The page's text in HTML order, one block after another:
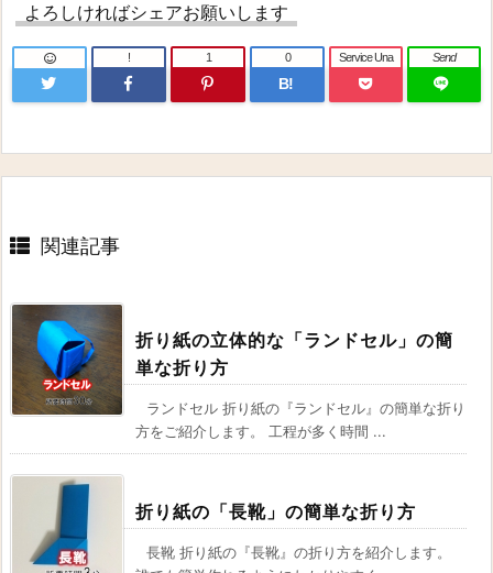
よろしければシェアお願いします
! 1
B!
0 Service Una Send
関連記事
折り紙の立体的な「ランドセル」の簡
単な折り方
ランドセル 折り紙の『ランドセル』の簡単な折り
方をご紹介します。 工程が多く時間 ...
折り紙の「長靴」の簡単な折り方
長靴 折り紙の『長靴』の折り方を紹介します。